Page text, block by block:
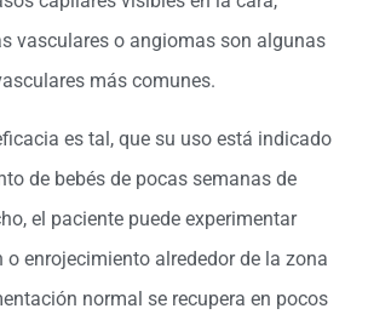
vasculares o angiomas son algunas
más comunes.
es tal, que su uso está indicado
de bebés de pocas semanas de
el paciente puede experimentar
enrojecimiento alrededor de la zona
normal se recupera en pocos